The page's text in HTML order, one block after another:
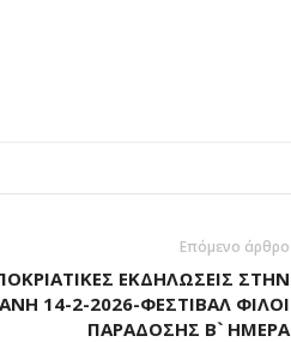
Επόμενο άρθρο
ΕΚΔΗΛΩΣΕΙΣ ΣΤΗΝ
14-2-2026-ΦΕΣΤΙΒΑΛ ΦΙΛΟΙ
ΠΑΡΑΔΟΣΗΣ Β` ΗΜΕΡΑ